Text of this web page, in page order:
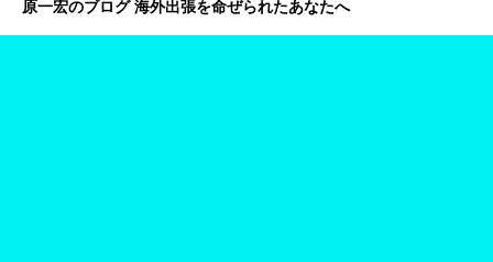
原一宏のブログ 海外出張を命ぜられたあなたへ